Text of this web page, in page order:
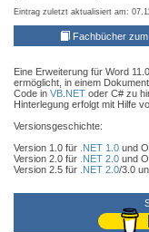
Eintrag zuletzt aktualisiert am:
Fachbücher
Eine Erweiterung für Word
ermöglicht, in einem
Code in VB.NET oder C# zu
Hinterlegung erfolgt mit Hilfe
Versionsgeschichte:
Version 1.0 für .NET 1.0 und
Version 2.0 für .NET 2.0 und
Version 2.5 für .NET 2.0/3.0